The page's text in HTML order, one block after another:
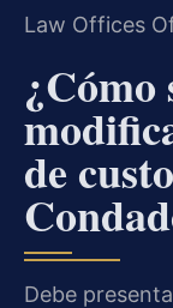
Law Offices
de
Debe